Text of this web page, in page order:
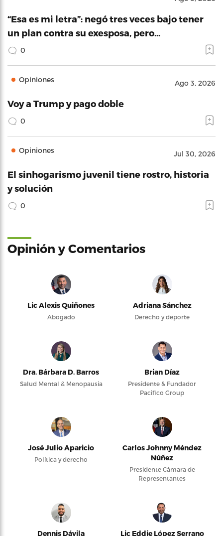
“Esa es mi letra”: negó tres veces bajo tener
un plan contra su exesposa, pero…
0
Opiniones Ago 3, 2026
Voy a Trump y pago doble
0
Opiniones Jul 30, 2026
El sinhogarismo juvenil tiene rostro, historia
y solución
0
Opinión y Comentarios
Lic Alexis Quiñones
Abogado
Adriana Sánchez
Derecho y deporte
Dra. Bárbara D. Barros
Salud Mental & Menopausia
Brian Díaz
Presidente & Fundador
Pacifico Group
José Julio Aparicio
Política y derecho
Carlos Johnny Méndez
Núñez
Presidente Cámara de
Representantes
Dennis Dávila Lic Eddie López Serrano